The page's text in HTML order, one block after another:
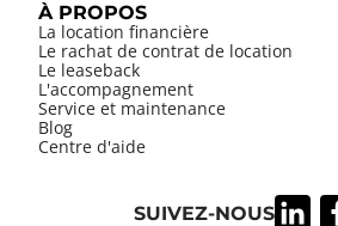
À PROPOS
La location financière
Le rachat de contrat de location
Le leaseback
L'accompagnement
Service et maintenance
Blog
Centre d'aide
SUIVEZ-NOUS